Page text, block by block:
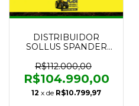
DISTRIBUIDOR
SOLLUS SPANDER
CROSS TAXA FIXA
BALANCIN
REGULÁVEL CARDAN
NOVO
R$112.000,00
R$104.990,00
12 x de R$10.799,97